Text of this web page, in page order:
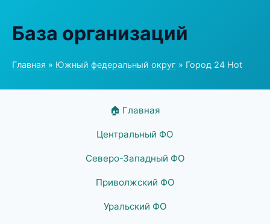
База организаций
Главная » Южный федеральный округ » Город 24 Hot
🏠 Главная
Центральный ФО
Северо-Западный ФО
Приволжский ФО
Уральский ФО